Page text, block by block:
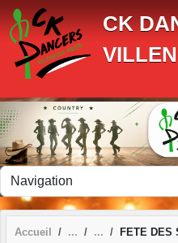
CK
Accueil FETE DES
Panneau de gestion des